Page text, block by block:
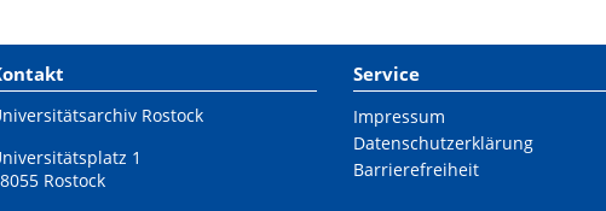
Rostock
1
Rostock
Service
Impressum
Datenschutzerklärung
Barrierefreiheit